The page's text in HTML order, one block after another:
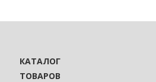
КАТАЛОГ
ТОВАРОВ